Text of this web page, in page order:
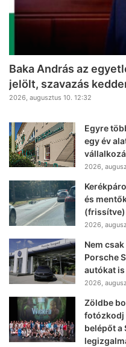
Baka András az
jelölt, szavazás
2026, augusztus 10. 12:32
Egyre
egy év
2026,
és
(frissítve)
2026,
Nem
Porsche
autókat
2026,
Zöldbe
fotózkodj
belépőt a